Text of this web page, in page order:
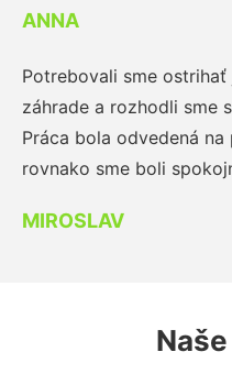
ANNA
Potrebovali sme
záhrade a rozhodli sme
Práca bola odvedená
rovnako sme boli
MIROSLAV